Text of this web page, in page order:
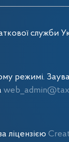
служби
режимі.
ліцензією